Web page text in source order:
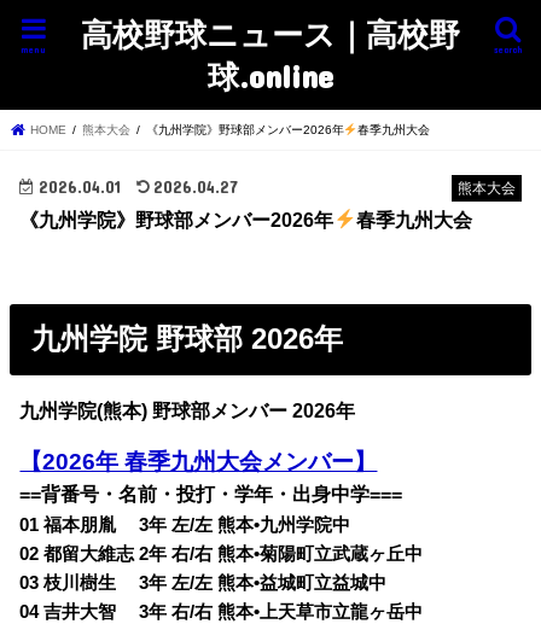
高校野球ニュース｜高校野
球.online
search
menu
HOME 熊本大会 《九州学院》野球部メンバー2026年 春季九州大会
熊本大会
2026.04.01 2026.04.27
《九州学院》野球部メンバー2026年 春季九州大会
九州学院 野球部 2026年
九州学院(熊本) 野球部メンバー 2026年
【2026年 春季九州大会メンバー】
==背番号・名前・投打・学年・出身中学===
01 福本朋胤 3年 左/左 熊本•九州学院中
02 都留大維志 2年 右/右 熊本•菊陽町立武蔵ヶ丘中
03 枝川樹生 3年 左/左 熊本•益城町立益城中
04 吉井大智 3年 右/右 熊本•上天草市立龍ヶ岳中